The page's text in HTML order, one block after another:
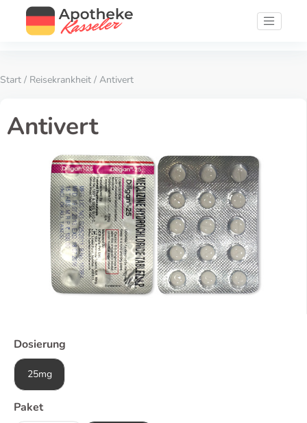
Start / Reisekrankheit / Antivert
Antivert
Dosierung
25mg
Paket